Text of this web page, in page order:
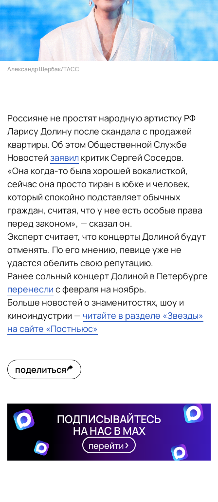
Александр Щербак/ТАСС
Россияне не простят народную артистку РФ
Ларису Долину после скандала с продажей
квартиры. Об этом Общественной Службе
Новостей заявил критик Сергей Соседов.
«Она когда-то была хорошей вокалисткой,
сейчас она просто тиран в юбке и человек,
который спокойно подставляет обычных
граждан, считая, что у нее есть особые права
перед законом», — сказал он.
Эксперт считает, что концерты Долиной будут
отменять. По его мнению, певице уже не
удастся обелить свою репутацию.
Ранее сольный концерт Долиной в Петербурге
перенесли с февраля на ноябрь.
Больше новостей о знаменитостях, шоу и
киноиндустрии — читайте в разделе «Звезды»
на сайте «Постньюс»
поделиться
ПОДПИСЫВАЙТЕСЬ
НА НАС В MAX
перейти